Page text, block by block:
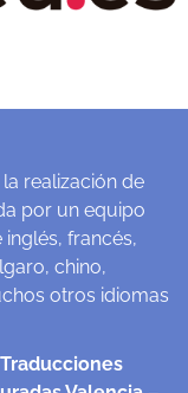
realización de
por un equipo
francés,
chino,
otros idiomas